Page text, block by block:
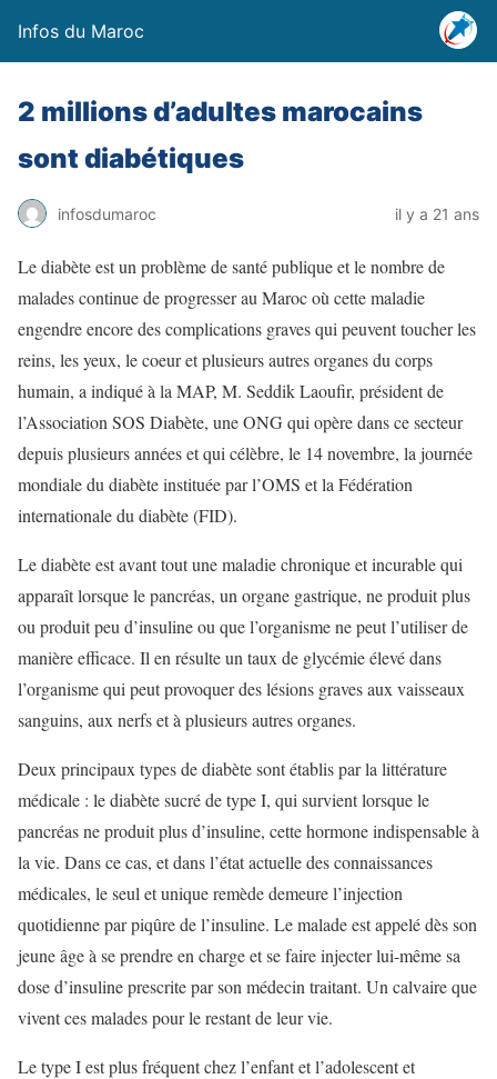
Infos du Maroc
2 millions d’adultes marocains
sont diabétiques
infosdumaroc il y a 21 ans
Le diabète est un problème de santé publique et le nombre de
malades continue de progresser au Maroc où cette maladie
engendre encore des complications graves qui peuvent toucher les
reins, les yeux, le coeur et plusieurs autres organes du corps
humain, a indiqué à la MAP, M. Seddik Laoufir, président de
l’Association SOS Diabète, une ONG qui opère dans ce secteur
depuis plusieurs années et qui célèbre, le 14 novembre, la journée
mondiale du diabète instituée par l’OMS et la Fédération
internationale du diabète (FID).
Le diabète est avant tout une maladie chronique et incurable qui
apparaît lorsque le pancréas, un organe gastrique, ne produit plus
ou produit peu d’insuline ou que l’organisme ne peut l’utiliser de
manière efficace. Il en résulte un taux de glycémie élevé dans
l’organisme qui peut provoquer des lésions graves aux vaisseaux
sanguins, aux nerfs et à plusieurs autres organes.
Deux principaux types de diabète sont établis par la littérature
médicale : le diabète sucré de type I, qui survient lorsque le
pancréas ne produit plus d’insuline, cette hormone indispensable à
la vie. Dans ce cas, et dans l’état actuelle des connaissances
médicales, le seul et unique remède demeure l’injection
quotidienne par piqûre de l’insuline. Le malade est appelé dès son
jeune âge à se prendre en charge et se faire injecter lui-même sa
dose d’insuline prescrite par son médecin traitant. Un calvaire que
vivent ces malades pour le restant de leur vie.
Le type I est plus fréquent chez l’enfant et l’adolescent et